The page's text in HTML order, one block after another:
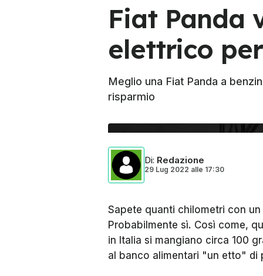
Fiat Panda
elettrico
Meglio una Fiat Panda a
risparmio
Di: Redazione
29 Lug 2022 alle 17:30
Sapete quanti chilometri con
Probabilmente sì. Così come,
in Italia si mangiano circa 100
al banco alimentari "un etto"